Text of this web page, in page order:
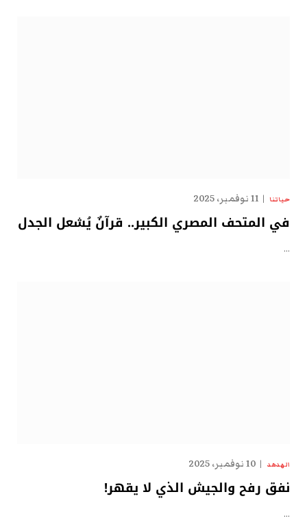
حياتنا 11 نوفمبر، 2025
في المتحف المصري الكبير.. قرآنٌ يُشعل الجدل
…
الهدهد 10 نوفمبر، 2025
نفق رفح والجيش الذي لا يقهر!
…